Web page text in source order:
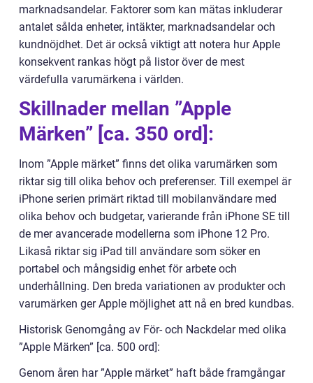
marknadsandelar. Faktorer som kan mätas inkluderar
antalet sålda enheter, intäkter, marknadsandelar och
kundnöjdhet. Det är också viktigt att notera hur Apple
konsekvent rankas högt på listor över de mest
värdefulla varumärkena i världen.
Skillnader mellan ”Apple
Märken” [ca. 350 ord]:
Inom ”Apple märket” finns det olika varumärken som
riktar sig till olika behov och preferenser. Till exempel är
iPhone serien primärt riktad till mobilanvändare med
olika behov och budgetar, varierande från iPhone SE till
de mer avancerade modellerna som iPhone 12 Pro.
Likaså riktar sig iPad till användare som söker en
portabel och mångsidig enhet för arbete och
underhållning. Den breda variationen av produkter och
varumärken ger Apple möjlighet att nå en bred kundbas.
Historisk Genomgång av För- och Nackdelar med olika
”Apple Märken” [ca. 500 ord]:
Genom åren har ”Apple märket” haft både framgångar